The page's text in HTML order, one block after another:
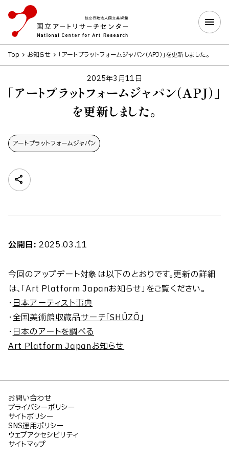
Top お知らせ 「アートプラットフォームジャパン（APJ）」を更新しました。
2025年3月11日
「アートプラットフォームジャパン（APJ）」
を更新しました。
アートプラットフォームジャパン
公開日: 2025.03.11
今回のアップデート対象は以下のとおりです。更新の詳細
は、「Art Platform Japanお知らせ」をご覧ください。
・日本アーティスト事典
・全国美術館収蔵品サーチ「SHŪZŌ」
・日本のアートを調べる
Art Platform Japanお知らせ
お問い合わせ
プライバシーポリシー
サイトポリシー
SNS運用ポリシー
ウェブアクセシビリティ
サイトマップ